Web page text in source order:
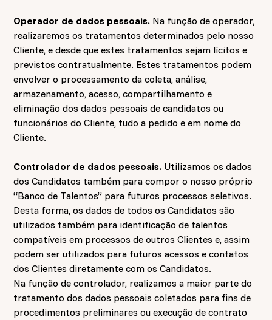
Operador de dados pessoais. Na função de operador,
realizaremos os tratamentos determinados pelo nosso
Cliente, e desde que estes tratamentos sejam lícitos e
previstos contratualmente. Estes tratamentos podem
envolver o processamento da coleta, análise,
armazenamento, acesso, compartilhamento e
eliminação dos dados pessoais de candidatos ou
funcionários do Cliente, tudo a pedido e em nome do
Cliente.
Controlador de dados pessoais. Utilizamos os dados
dos Candidatos também para compor o nosso próprio
“Banco de Talentos” para futuros processos seletivos.
Desta forma, os dados de todos os Candidatos são
utilizados também para identificação de talentos
compatíveis em processos de outros Clientes e, assim
podem ser utilizados para futuros acessos e contatos
dos Clientes diretamente com os Candidatos.
Na função de controlador, realizamos a maior parte do
tratamento dos dados pessoais coletados para fins de
procedimentos preliminares ou execução de contrato